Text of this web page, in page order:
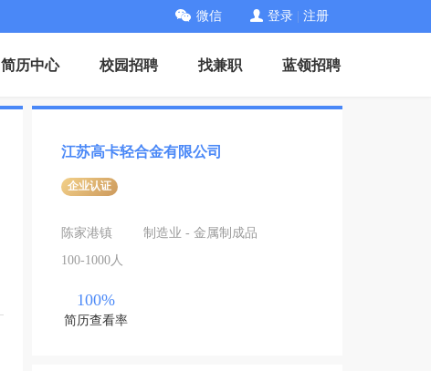
微信 登录 注册
简历中心 校园招聘 找兼职 蓝领招聘
江苏高卡轻合金有限公司
企业认证
陈家港镇
制造业 - 金属制成品
100-1000人
100%
简历查看率